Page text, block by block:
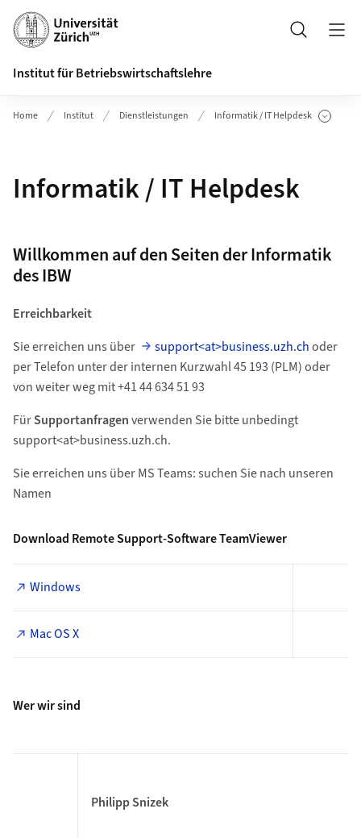
Header
Suche
Institut für Betriebswirtschaftslehre
Home Institut Dienstleistungen Informatik / IT Helpdesk
Unterseiten anzeigen
Informatik / IT Helpdesk
Willkommen auf den Seiten der Informatik
des IBW
Erreichbarkeit
Sie erreichen uns über
support<at>business.uzh.choder
per Telefon unter der internen Kurzwahl 45 193 (PLM) oder
von weiter weg mit +41 44 634 51 93
FürSupportanfragenverwenden Sie bitte unbedingt
support<at>business.uzh.ch.
Sie erreichen uns über MS Teams: suchen Sie nach unseren
Namen
Download Remote Support-Software TeamViewer
Windows
Mac OS X
Wer wir sind
Philipp Snizek